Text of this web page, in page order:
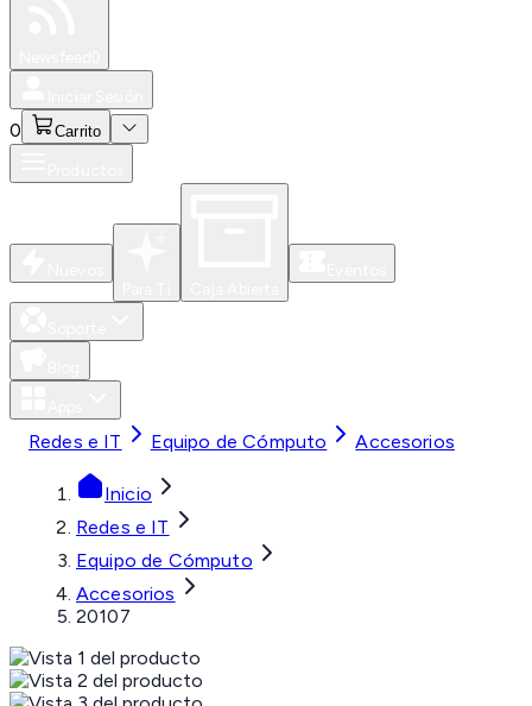
0 Carrito
Redes e IT Equipo de Cómputo Accesorios
Inicio
Redes e IT
Equipo de Cómputo
Accesorios
20107